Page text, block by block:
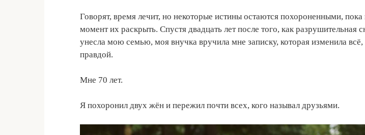
Говорят, время лечит, но некоторые истины остаются похороненными, пока
момент их раскрыть. Спустя двадцать лет после того, как разрушительная
унесла мою семью, моя внучка вручила мне записку, которая изменила всё,
правдой.
Мне 70 лет.
Я похоронил двух жён и пережил почти всех, кого называл друзьями.